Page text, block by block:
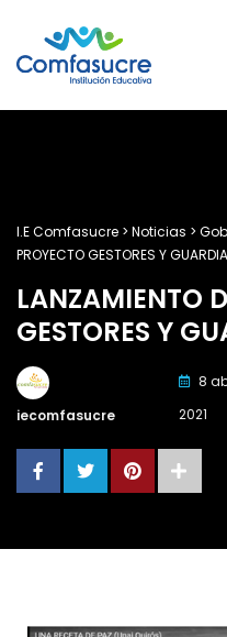
I.E Comfasucre > Noticias >
PROYECTO GESTORES Y
LANZAMIENTO
GESTORES Y
iecomfasucre
8
2021